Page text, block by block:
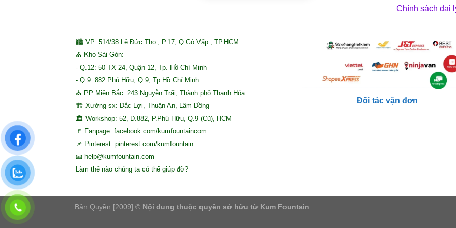
Chính sách đại
🏙 VP: 514/38 Lê Đức Thọ , P.17, Q.Gò Vấp , TP.HCM.
⛪ Kho Sài Gòn:
- Q.12: 50 TX 24, Quận 12, Tp. Hồ Chí Minh
- Q.9: 882 Phú Hữu, Q.9, Tp.Hồ Chí Minh
⛪ PP Miền Bắc: 243 Nguyễn Trãi, Thành phố Thanh Hóa
🏗 Xưởng sx: Đắc Lợi, Thuận An, Lâm Đồng
🏛 Workshop: 52, Đ.882, P.Phú Hữu, Q.9 (Cũ), HCM
🚩 Fanpage: facebook.com/kumfountaincom
📌 Pinterest: pinterest.com/kumfountain
📧 help@kumfountain.com
Làm thế nào chúng ta có thể giúp đỡ?
Đối tác vận đơn
Bản Quyền [2009] © Nội dung thuộc quyền sở hữu từ Kum Fountain